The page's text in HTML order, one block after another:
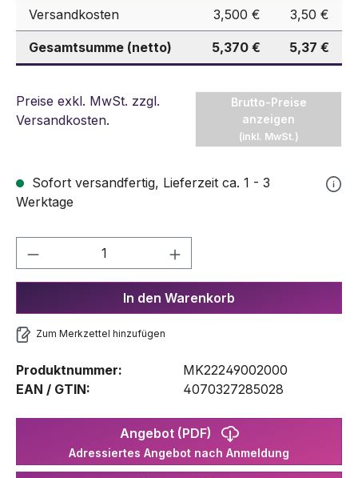
Versandkosten 3,500 € 3,50 €
Gesamtsumme (netto) 5,370 € 5,37 €
Preise exkl. MwSt. zzgl.
Versandkosten.
Brutto-Preise
anzeigen
(inkl. MwSt.)
Sofort versandfertig, Lieferzeit ca. 1 - 3
Werktage
Produkt Anzahl: Gib den
In den Warenkorb
Zum Merkzettel hinzufügen
Produktnummer:
MK22249002000
EAN / GTIN:
4070327285028
Angebot (PDF)
Adressiertes Angebot nach Anmeldung